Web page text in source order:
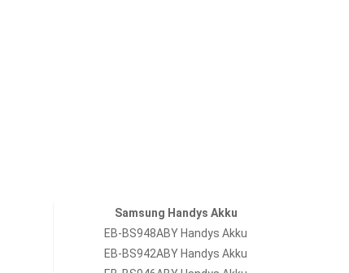
Samsung Handys Akku
EB-BS948ABY Handys Akku
EB-BS942ABY Handys Akku